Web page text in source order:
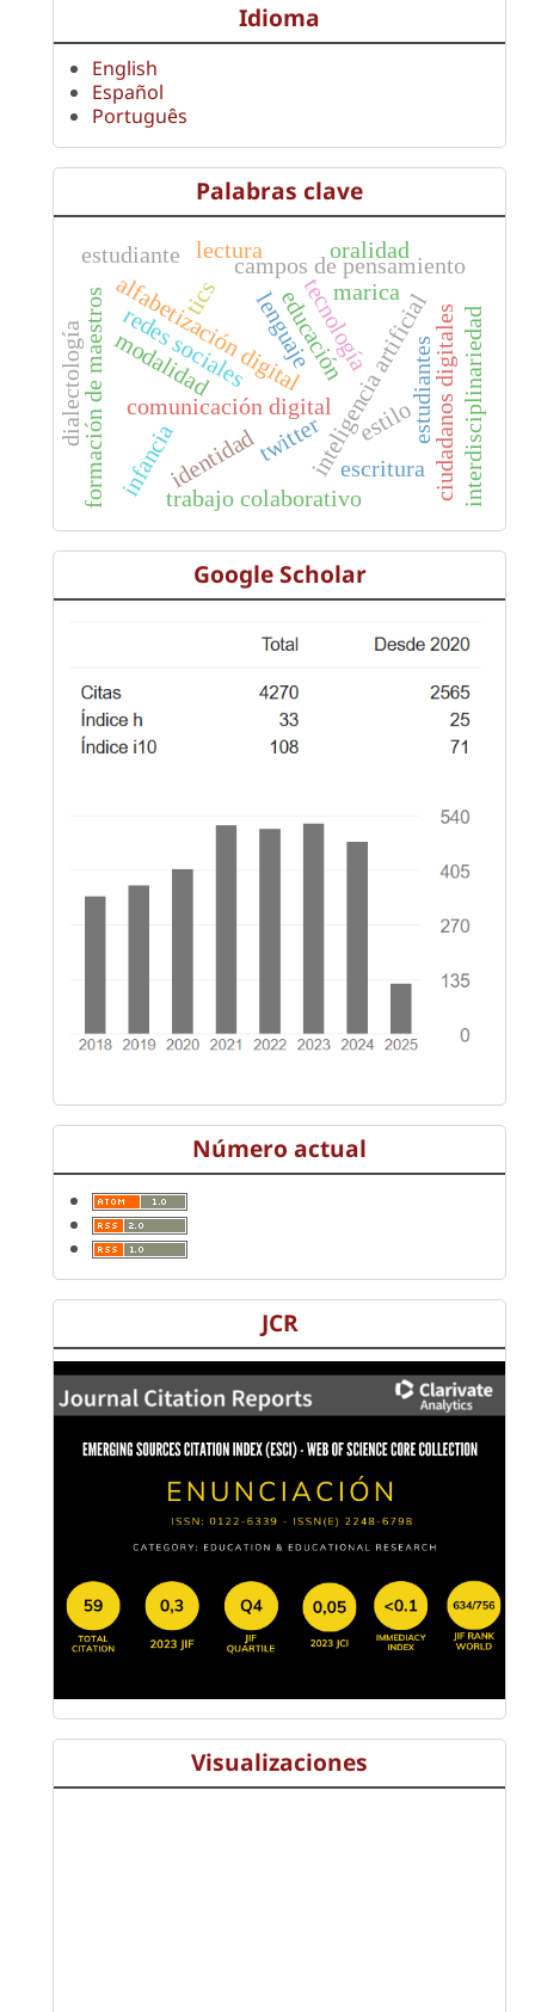
Idioma
English
Español
Português
Palabras clave
lenguajetecnología
comunicación digital
educación
inteligencia artificial
alfabetización digital
tics
ciudadanos digitales
campos de pensamiento
modalidad
redes sociales
estilo interdisciplinariedad
formación de maestros
lectura
escritura
oralidad
trabajo colaborativo
marica
dialectología twitter
infancia
estudiante
identidad
estudiantes
Google Scholar
Número actual
JCR
Visualizaciones